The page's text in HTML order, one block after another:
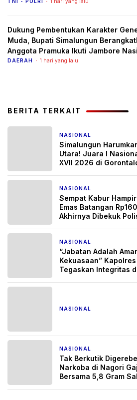
Arus Lalu Lintas Lancar
Dukung Pembentukan Karakter
Muda, Bupati Simalungun
Anggota Pramuka Ikuti Jambore
Tahun 2026
DAERAH 1 hari yang lalu
BERITA TERKAIT
NASIONAL
Simalungun
Utara! Juara I
XVII 2026 di
NASIONAL
Sempat Kabur
Emas Batangan
Akhirnya Dibekuk
NASIONAL
“Jabatan Adalah
Kekuasaan”
Tegaskan Integritas
NASIONAL
NASIONAL
Tak Berkutik
Narkoba di Nagori
Bersama 5,8 Gram